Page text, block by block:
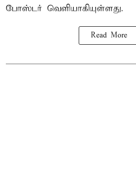
போஸ்டர் வெளியாகியுள்ளது.
Read More